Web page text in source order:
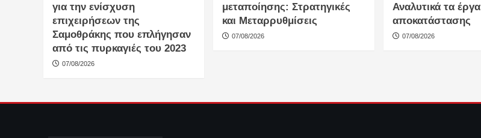
για την ενίσχυση
επιχειρήσεων της
Σαμοθράκης που επλήγησαν
από τις πυρκαγιές του 2023
07/08/2026
μεταποίησης: Στρατηγικές
και Μεταρρυθμίσεις
07/08/2026
Αναλυτικά τα έργα
αποκατάστασης
07/08/2026